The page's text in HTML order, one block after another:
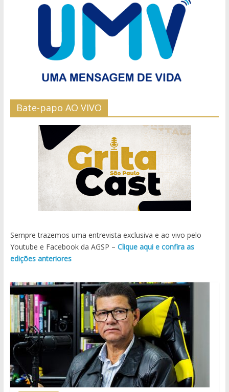
Bate-papo AO VIVO
Sempre trazemos uma entrevista exclusiva e ao vivo pelo
Youtube e Facebook da AGSP – Clique aqui e confira as
edições anteriores